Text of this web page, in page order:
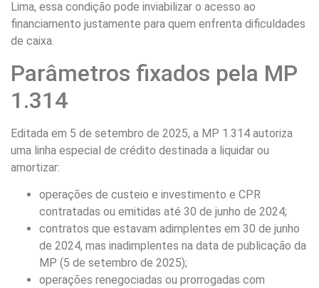
Lima, essa condição pode inviabilizar o acesso ao
financiamento justamente para quem enfrenta dificuldades
de caixa.
Parâmetros fixados pela MP
1.314
Editada em 5 de setembro de 2025, a MP 1.314 autoriza
uma linha especial de crédito destinada a liquidar ou
amortizar:
operações de custeio e investimento e CPR
contratadas ou emitidas até 30 de junho de 2024;
contratos que estavam adimplentes em 30 de junho
de 2024, mas inadimplentes na data de publicação da
MP (5 de setembro de 2025);
operações renegociadas ou prorrogadas com